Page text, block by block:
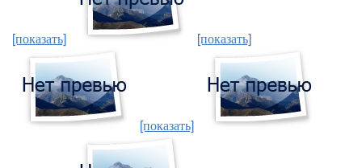
[показать] [показать]
[показать]